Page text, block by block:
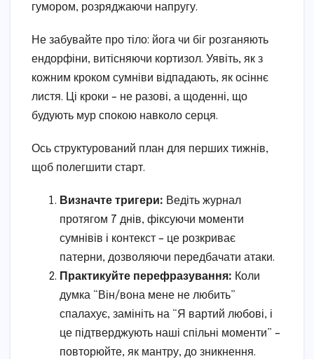
гумором, розряджаючи напругу.
Не забувайте про тіло: йога чи біг розганяють
ендорфіни, витісняючи кортизол. Уявіть, як з
кожним кроком сумніви відпадають, як осіннє
листя. Ці кроки – не разові, а щоденні, що
будують мур спокою навколо серця.
Ось структурований план для перших тижнів,
щоб полегшити старт.
Визначте тригери: Ведіть журнал
протягом 7 днів, фіксуючи моменти
сумнівів і контекст – це розкриває
патерни, дозволяючи передбачати атаки.
Практикуйте перефразування: Коли
думка “Він/вона мене не любить”
спалахує, замініть на “Я вартий любові, і
це підтверджують наші спільні моменти” –
повторюйте, як мантру, до зникнення.